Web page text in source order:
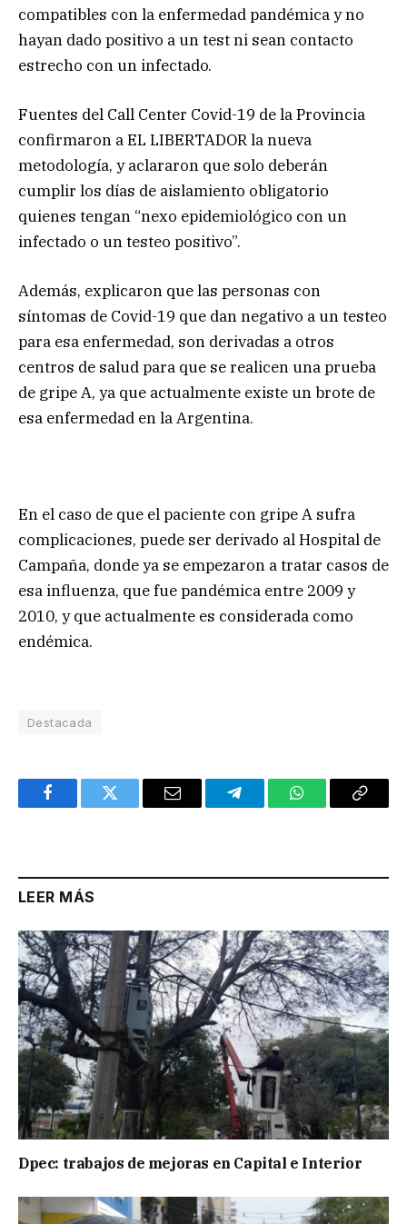
compatibles con la enfermedad pandémica y no
hayan dado positivo a un test ni sean contacto
estrecho con un infectado.
Fuentes del Call Center Covid-19 de la Provincia
confirmaron a EL LIBERTADOR la nueva
metodología, y aclararon que solo deberán
cumplir los días de aislamiento obligatorio
quienes tengan “nexo epidemiológico con un
infectado o un testeo positivo”.
Además, explicaron que las personas con
síntomas de Covid-19 que dan negativo a un testeo
para esa enfermedad, son derivadas a otros
centros de salud para que se realicen una prueba
de gripe A, ya que actualmente existe un brote de
esa enfermedad en la Argentina.
En el caso de que el paciente con gripe A sufra
complicaciones, puede ser derivado al Hospital de
Campaña, donde ya se empezaron a tratar casos de
esa influenza, que fue pandémica entre 2009 y
2010, y que actualmente es considerada como
endémica.
Destacada
FacebookTwitter Email TelegramWhatsAppCopy
LEER MÁS
Dpec: trabajos de mejoras en Capital e Interior